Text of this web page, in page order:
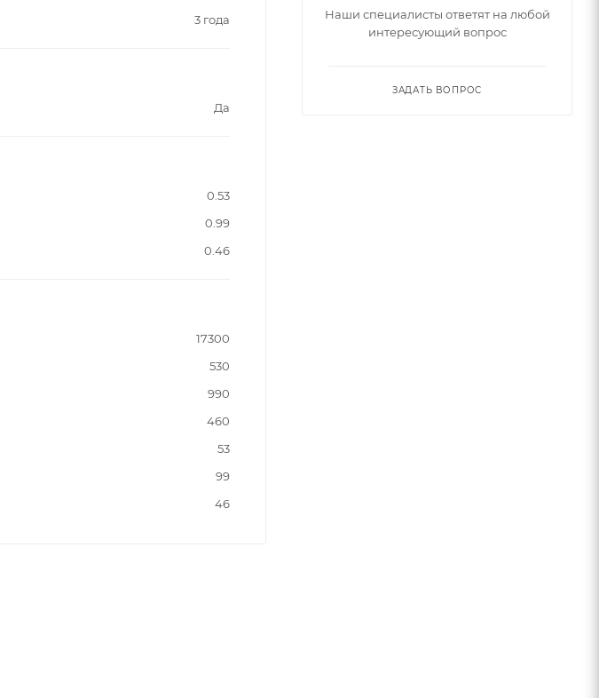
3 года
Да
0.53
0.99
0.46
17300
530
990
460
53
99
46
Наши специалисты ответят на любой
интересующий вопрос
ЗАДАТЬ ВОПРОС